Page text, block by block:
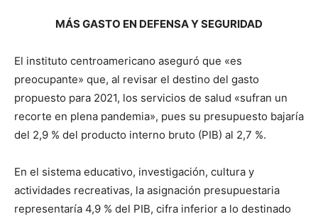
MÁS GASTO EN DEFENSA Y SEGURIDAD
El instituto centroamericano aseguró que «es
preocupante» que, al revisar el destino del gasto
propuesto para 2021, los servicios de salud «sufran un
recorte en plena pandemia», pues su presupuesto bajaría
del 2,9 % del producto interno bruto (PIB) al 2,7 %.
En el sistema educativo, investigación, cultura y
actividades recreativas, la asignación presupuestaria
representaría 4,9 % del PIB, cifra inferior a lo destinado